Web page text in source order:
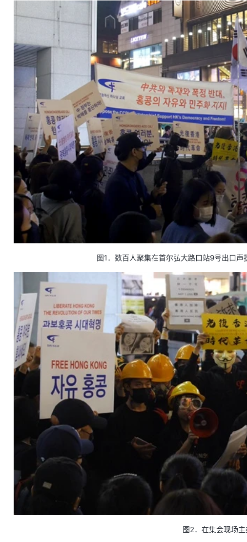
图1．数百人聚集在首尔弘大路口站9号出口声
图2．在集会现场